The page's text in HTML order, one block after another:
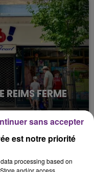
qui est toujours
REIMS FERME
centre-ville
contraint de
est notre priorité
processing based on
and/or access
sans accepter